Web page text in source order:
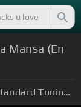
Mansa (En
Standard Tuning (EADGBE)